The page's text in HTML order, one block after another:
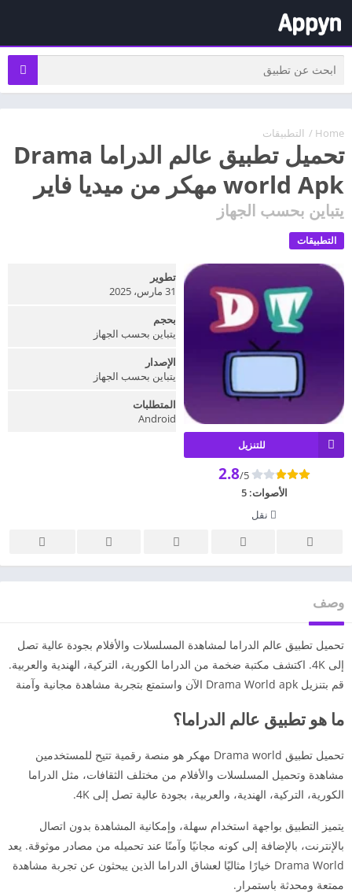
Home
/ التطبيقات
تحميل تطبيق عالم الدراما Drama
world Apk مهكر من ميديا فاير
يتباين بحسب الجهاز
التطبيقات
للتنزيل
2.8/5
الأصوات:5
نقل
تطوير
31 مارس، 2025
بحجم
يتباين بحسب الجهاز
الإصدار
يتباين بحسب الجهاز
المتطلبات
Android
وصف
تحميل تطبيق عالم الدراما لمشاهدة المسلسلات والأفلام بجودة عالية تصل
إلى 4K. اكتشف مكتبة ضخمة من الدراما الكورية، التركية، الهندية والعربية.
قم بتنزيل Drama World apk الآن واستمتع بتجربة مشاهدة مجانية وآمنة
ما هو تطبيق عالم الدراما؟
تحميل تطبيق Drama world مهكر هو منصة رقمية تتيح للمستخدمين
مشاهدة وتحميل المسلسلات والأفلام من مختلف الثقافات، مثل الدراما
الكورية، التركية، الهندية، والعربية، بجودة عالية تصل إلى 4K.
يتميز التطبيق بواجهة استخدام سهلة، وإمكانية المشاهدة بدون اتصال
بالإنترنت، بالإضافة إلى كونه مجانيًا وآمنًا عند تحميله من مصادر موثوقة. يعد
Drama World خيارًا مثاليًا لعشاق الدراما الذين يبحثون عن تجربة مشاهدة
ممتعة ومحدثة باستمرار.